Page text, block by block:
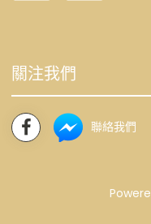
關注我們
聯絡我們